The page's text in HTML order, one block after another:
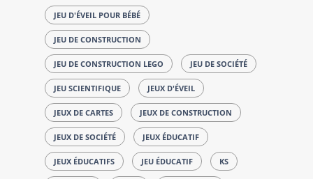
JEU D'ÉVEIL POUR BÉBÉ
JEU DE CONSTRUCTION
JEU DE CONSTRUCTION LEGO JEU DE SOCIÉTÉ
JEU SCIENTIFIQUE JEUX D'ÉVEIL
JEUX DE CARTES JEUX DE CONSTRUCTION
JEUX DE SOCIÉTÉ JEUX ÉDUCATIF
JEUX ÉDUCATIFS JEU ÉDUCATIF KS